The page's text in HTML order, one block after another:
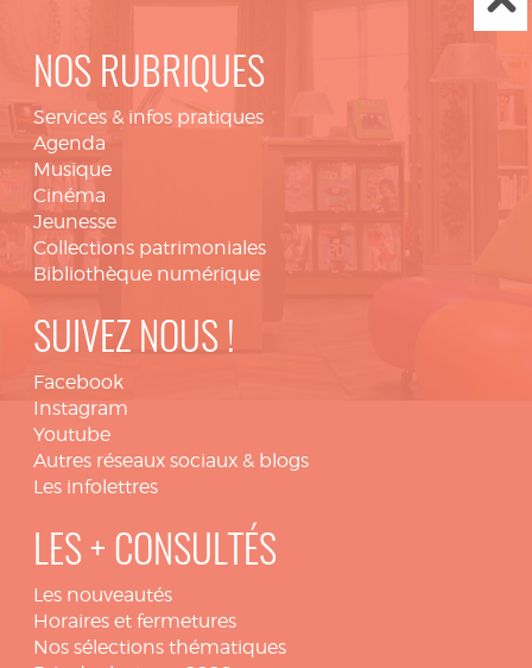
NOS RUBRIQUES
Services & infos pratiques
Agenda
Musique
Cinéma
Jeunesse
Collections patrimoniales
Bibliothèque numérique
SUIVEZ NOUS !
Facebook
Instagram
Youtube
Autres réseaux sociaux & blogs
Les infolettres
LES + CONSULTÉS
Les nouveautés
Horaires et fermetures
Nos sélections thématiques